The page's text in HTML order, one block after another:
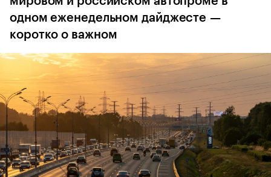
одном еженедельном дайджесте —
коротко о важном